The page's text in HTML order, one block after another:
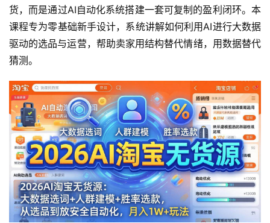
货，而是通过AI自动化系统搭建一套可复制的盈利闭环。本
课程专为零基础新手设计，系统讲解如何利用AI进行大数据
驱动的选品与运营，帮助卖家用结构替代情绪，用数据替代
猜测。